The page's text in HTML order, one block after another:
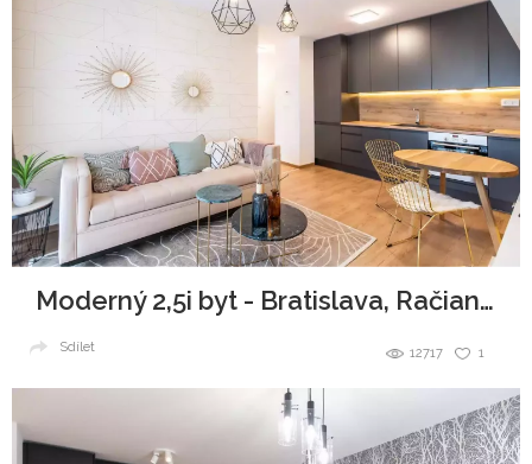
Moderný 2,5i byt - Bratislava, Račianska
1
12717
Sdílet